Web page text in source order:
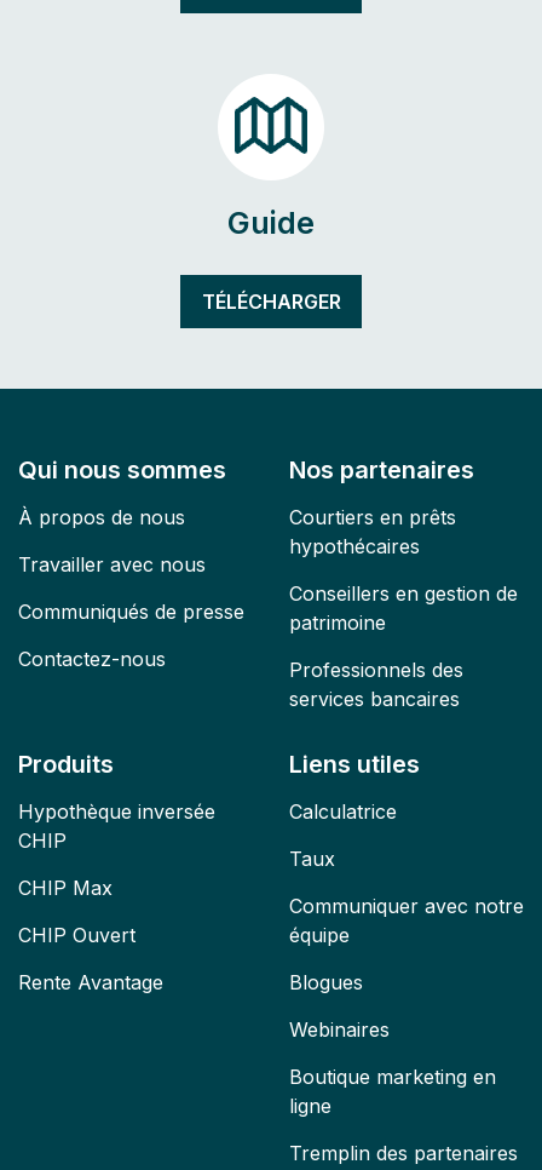
Guide
TÉLÉCHARGER
Qui nous sommes
À propos de nous
Travailler avec nous
Communiqués de presse
Contactez-nous
Nos partenaires
Courtiers en prêts
hypothécaires
Conseillers en gestion de
patrimoine
Professionnels des
services bancaires
Produits
Hypothèque inversée
CHIP
CHIP Max
CHIP Ouvert
Rente Avantage
Liens utiles
Calculatrice
Taux
Communiquer avec notre
équipe
Blogues
Webinaires
Boutique marketing en
ligne
Tremplin des partenaires